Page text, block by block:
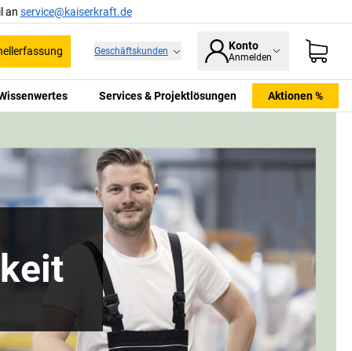
an service@kaiserkraft.de
Geschäftskunden Konto
Anmelden
Services & Projektlösungen Aktionen %